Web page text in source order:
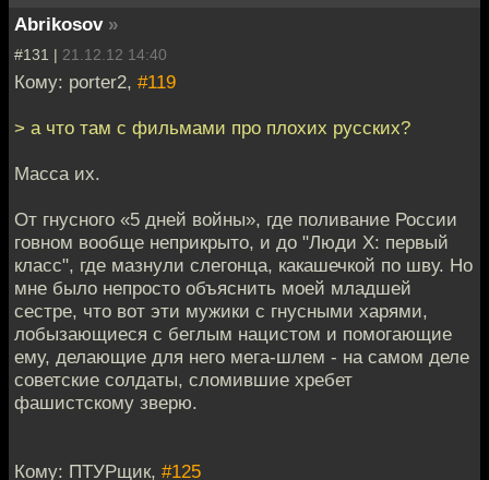
Abrikosov »
#131 | 21.12.12 14:40
Кому: porter2, #119
> а что там с фильмами про плохих русских?
Масса их.
От гнусного «5 дней войны», где поливание России
говном вообще неприкрыто, и до "Люди Х: первый
класс", где мазнули слегонца, какашечкой по шву. Но
мне было непросто объяснить моей младшей
сестре, что вот эти мужики с гнусными харями,
лобызающиеся с беглым нацистом и помогающие
ему, делающие для него мега-шлем - на самом деле
советские солдаты, сломившие хребет
фашистскому зверю.
Кому: ПТУРщик, #125